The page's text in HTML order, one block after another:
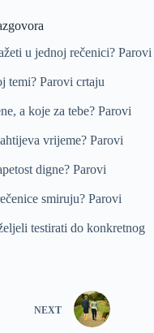
u jednoj rečenici? Parovi
temi? Parovi crtaju
a koje za tebe? Parovi
vrijeme? Parovi
digne? Parovi
smiruju? Parovi
testirati do konkretnog
NEXT